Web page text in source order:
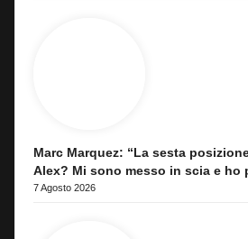
Marc Marquez: “La sesta
Alex? Mi sono messo in scia e ho
7 Agosto 2026